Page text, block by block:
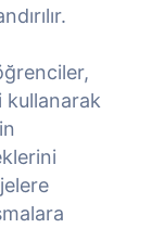
kullanarak